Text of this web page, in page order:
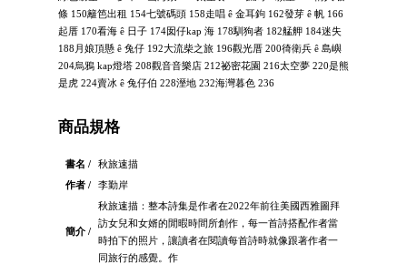
條 150籬笆出租 154七號碼頭 158走唱 ê 金耳鉤 162發芽 ê 帆 166
起厝 170看海 ê 日子 174囡仔kap 海 178馴狗者 182艋舺 184迷失
188月娘頂懸 ê 兔仔 192大流柴之旅 196觀光厝 200徛衛兵 ê 島嶼
204烏鴉 kap燈塔 208觀音音樂店 212祕密花園 216太空夢 220是熊
是虎 224賣冰 ê 兔仔伯 228溼地 232海灣暮色 236
商品規格
書名 /
秋旅速描
作者 /
李勤岸
簡介 /
秋旅速描：整本詩集是作者在2022年前往美國西雅圖拜
訪女兒和女婿的閒暇時間所創作，每一首詩搭配作者當
時拍下的照片，讓讀者在閱讀每首詩時就像跟著作者一
同旅行的感覺。作